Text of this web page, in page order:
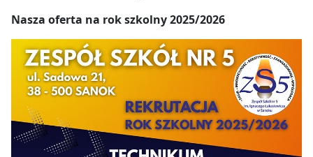
Nasza oferta na rok szkolny 2025/2026